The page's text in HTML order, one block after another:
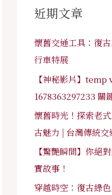
字
近期文章
懷舊交通工具：復
行車特展
【神秘影片】temp
1678363297233 關
懷舊時光！探索老
古魅力 | 台灣傳統交
【驚艷瞬間】你絕
實故事！
穿越時空：復古綠